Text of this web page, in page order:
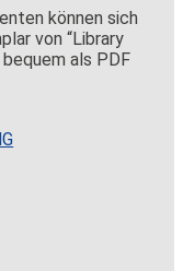
können sich
von “Library
als PDF